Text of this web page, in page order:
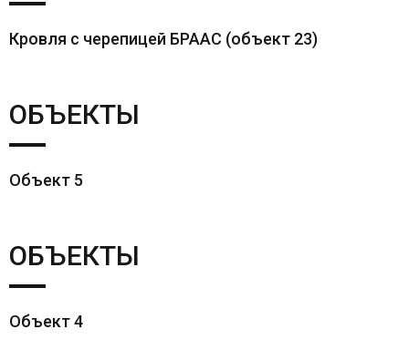
Кровля с черепицей БРААС (объект 23)
ОБЪЕКТЫ
Объект 5
ОБЪЕКТЫ
Объект 4